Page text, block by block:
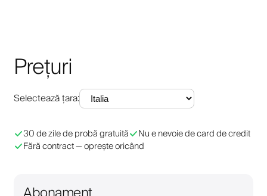
Prețuri
Selectează țara:
30 de zile de probă gratuită
Nu e nevoie de card de credit
Fără contract — oprește oricând